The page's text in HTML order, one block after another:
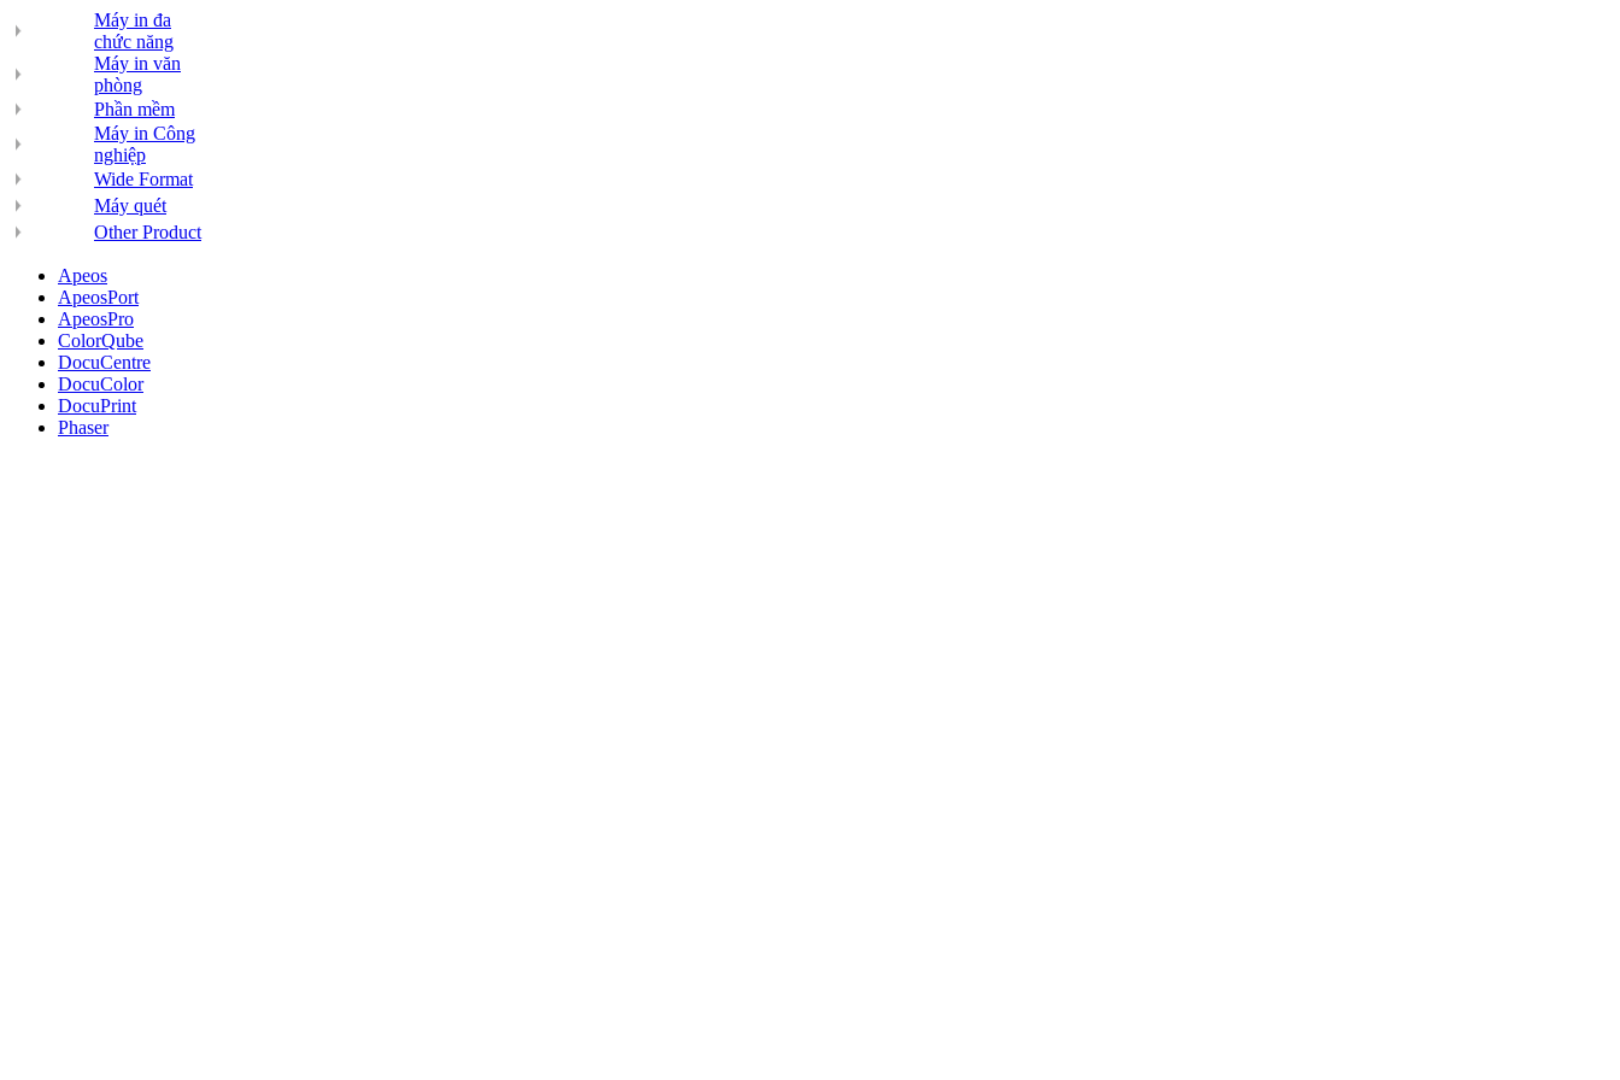
Máy in đa
chức năng
Máy in văn
phòng
Phần mềm
Máy in Công
nghiệp
Wide Format
Máy quét
Other Product
Apeos
ApeosPort
ApeosPro
ColorQube
DocuCentre
DocuColor
DocuPrint
Phaser